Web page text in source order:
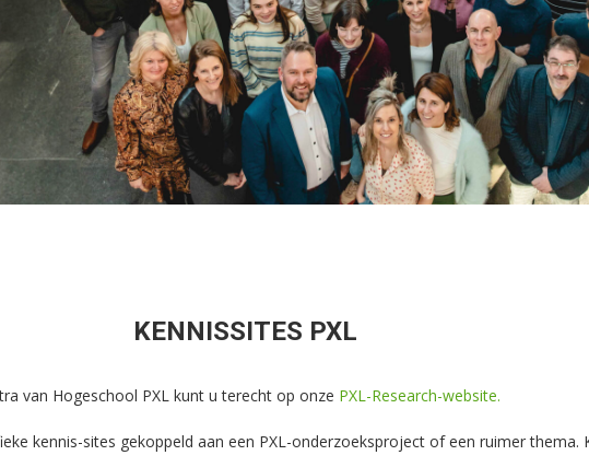
KENNISSITES PXL
van Hogeschool PXL kunt u terecht op onze PXL-Research-website.
kennis-sites gekoppeld aan een PXL-onderzoeksproject of een ruimer thema.